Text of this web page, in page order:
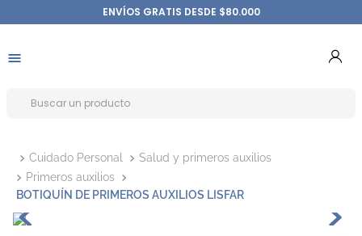
ENVÍOS GRATIS DESDE $80.000
Cuidado Personal
Salud y primeros auxilios
Primeros auxilios
BOTIQUÍN DE PRIMEROS AUXILIOS LISFAR